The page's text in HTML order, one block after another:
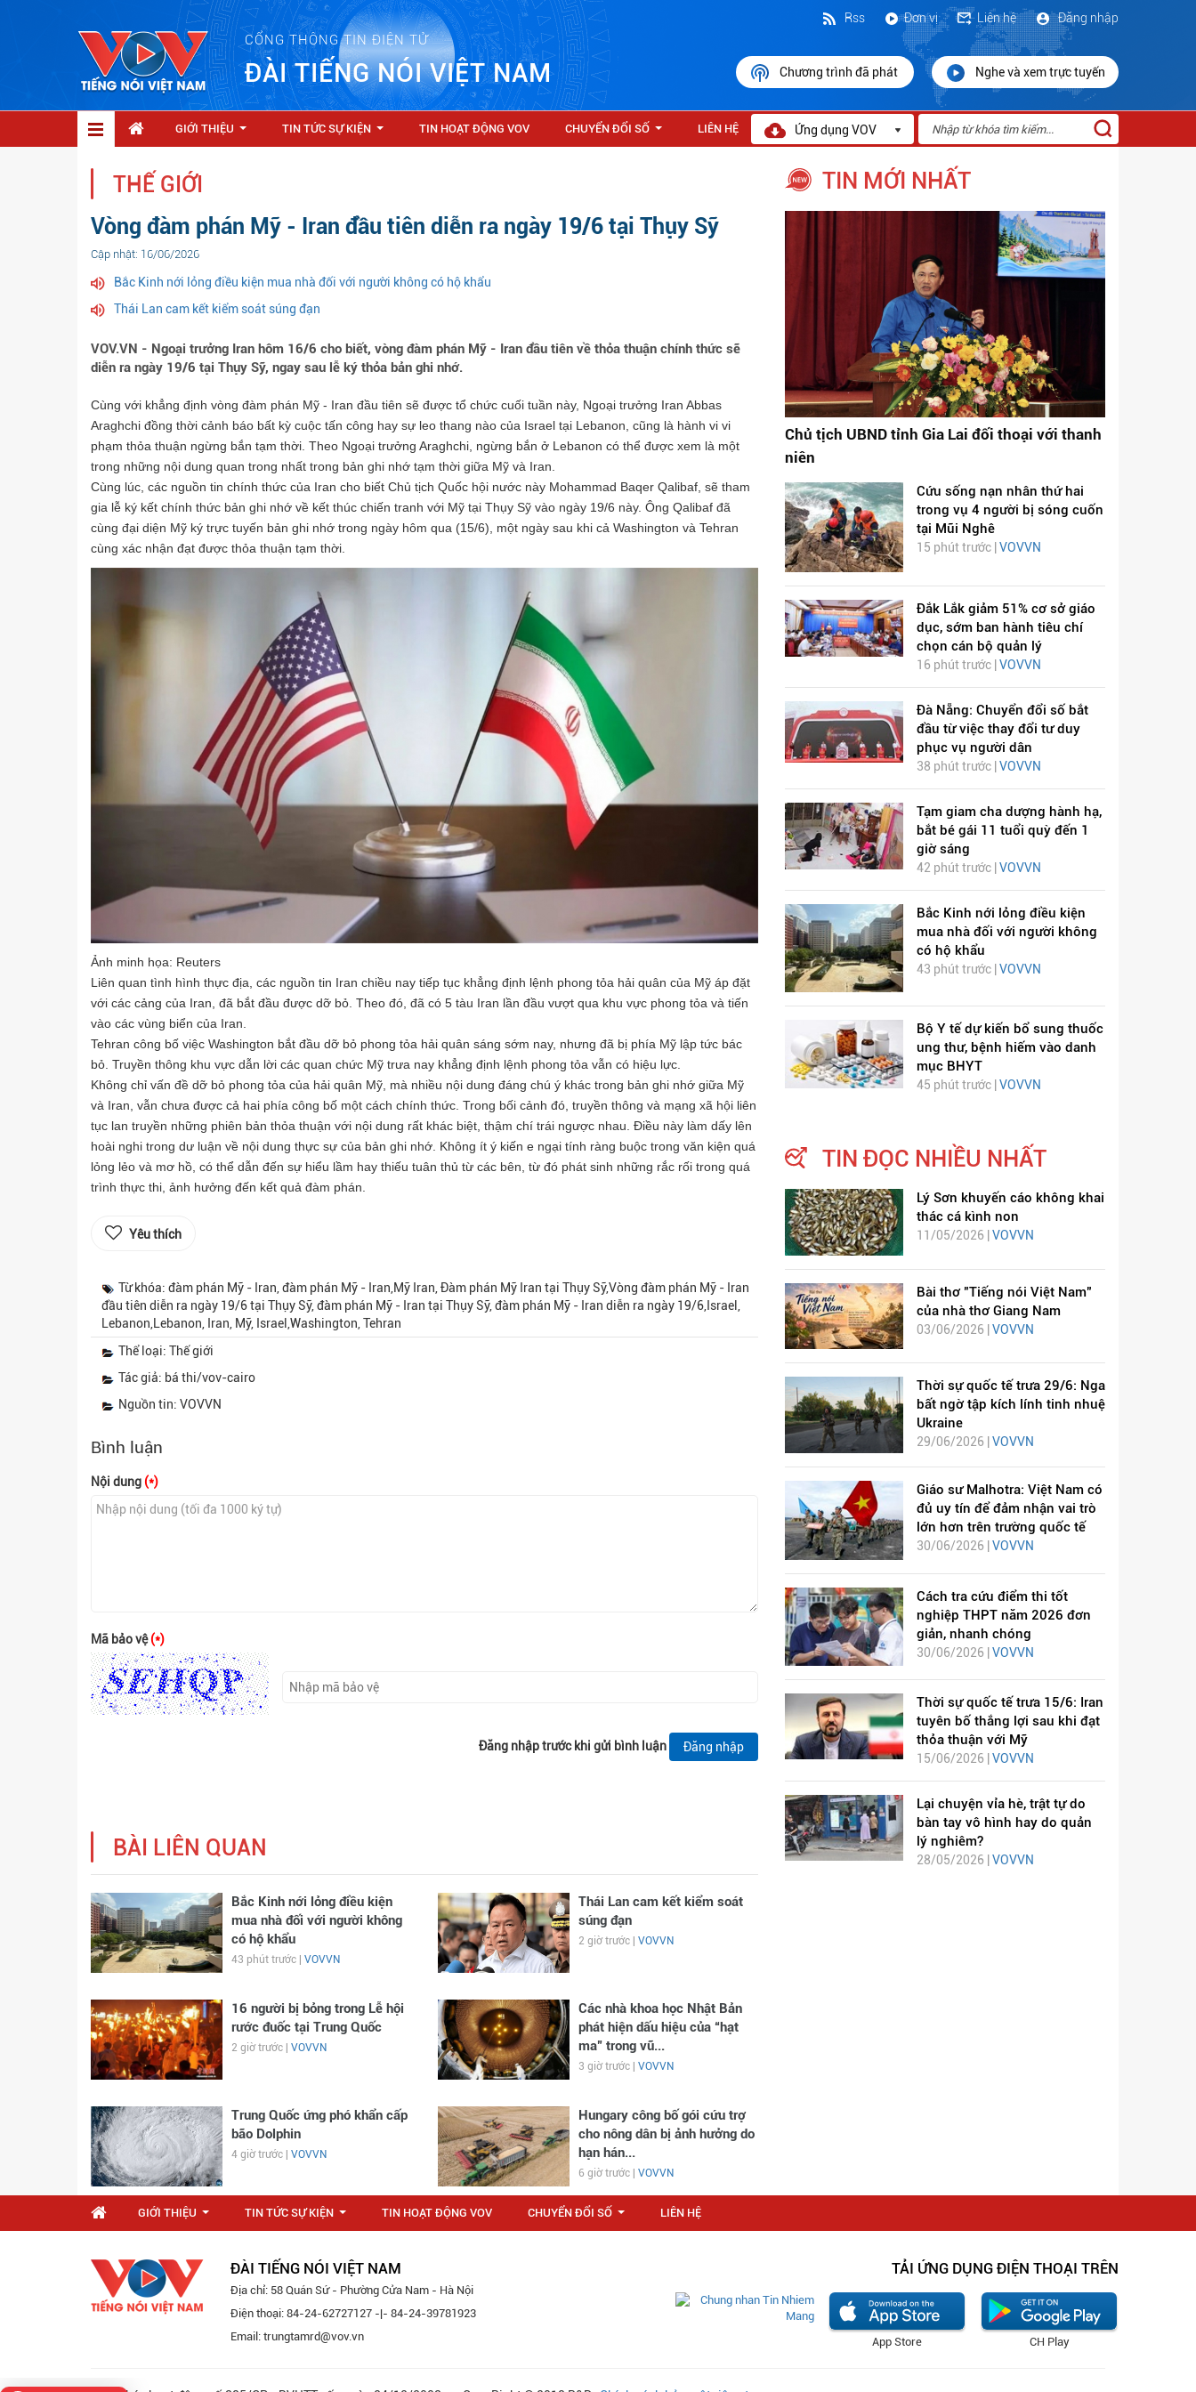
CỔNG THÔNG TIN ĐIỆN TỬ
ĐÀI TIẾNG NÓI VIỆT NAM
Đăng nhập
Liên hệ
Đơn vị
Rss
Chương trình đã phát Nghe và xem trực tuyến
GIỚI THIỆU TIN TỨC SỰ KIỆN TIN HOẠT ĐỘNG VOV CHUYỂN ĐỔI SỐ LIÊN HỆ Ứng dụng VOV
THẾ GIỚI
Vòng đàm phán Mỹ - Iran đầu tiên diễn ra ngày 19/6 tại Thụy Sỹ
Cập nhật: 16/06/2026
Bắc Kinh nới lỏng điều kiện mua nhà đối với người không có hộ khẩu
Thái Lan cam kết kiểm soát súng đạn
VOV.VN - Ngoại trưởng Iran hôm 16/6 cho biết, vòng đàm phán Mỹ - Iran đầu tiên về thỏa thuận chính thức sẽ
diễn ra ngày 19/6 tại Thụy Sỹ, ngay sau lễ ký thỏa bản ghi nhớ.
Cùng với khẳng định vòng đàm phán Mỹ - Iran đầu tiên sẽ được tổ chức cuối tuần này, Ngoại trưởng Iran Abbas
Araghchi đồng thời cảnh báo bất kỳ cuộc tấn công hay sự leo thang nào của Israel tại Lebanon, cũng là hành vi vi
phạm thỏa thuận ngừng bắn tạm thời. Theo Ngoại trưởng Araghchi, ngừng bắn ở Lebanon có thể được xem là một
trong những nội dung quan trong nhất trong bản ghi nhớ tạm thời giữa Mỹ và Iran.
Cùng lúc, các nguồn tin chính thức của Iran cho biết Chủ tịch Quốc hội nước này Mohammad Baqer Qalibaf, sẽ tham
gia lễ ký kết chính thức bản ghi nhớ về kết thúc chiến tranh với Mỹ tại Thụy Sỹ vào ngày 19/6 này. Ông Qalibaf đã
cùng đại diện Mỹ ký trực tuyến bản ghi nhớ trong ngày hôm qua (15/6), một ngày sau khi cả Washington và Tehran
cùng xác nhận đạt được thỏa thuận tạm thời.
Ảnh minh họa: Reuters
Liên quan tình hình thực địa, các nguồn tin Iran chiều nay tiếp tục khẳng định lệnh phong tỏa hải quân của Mỹ áp đặt
với các cảng của Iran, đã bắt đầu được dỡ bỏ. Theo đó, đã có 5 tàu Iran lần đầu vượt qua khu vực phong tỏa và tiến
vào các vùng biển của Iran.
Tehran công bố việc Washington bắt đầu dỡ bỏ phong tỏa hải quân sáng sớm nay, nhưng đã bị phía Mỹ lập tức bác
bỏ. Truyền thông khu vực dẫn lời các quan chức Mỹ trưa nay khẳng định lệnh phong tỏa vẫn có hiệu lực.
Không chỉ vấn đề dỡ bỏ phong tỏa của hải quân Mỹ, mà nhiều nội dung đáng chú ý khác trong bản ghi nhớ giữa Mỹ
và Iran, vẫn chưa được cả hai phía công bố một cách chính thức. Trong bối cảnh đó, truyền thông và mạng xã hội liên
tục lan truyền những phiên bản thỏa thuận với nội dung rất khác biệt, thậm chí trái ngược nhau. Điều này làm dấy lên
hoài nghi trong dư luận về nội dung thực sự của bản ghi nhớ. Không ít ý kiến e ngại tính ràng buộc trong văn kiện quá
lỏng lẻo và mơ hồ, có thể dẫn đến sự hiểu lầm hay thiếu tuân thủ từ các bên, từ đó phát sinh những rắc rối trong quá
trình thực thi, ảnh hưởng đến kết quả đàm phán.
Yêu thích
Từ khóa: đàm phán Mỹ - Iran, đàm phán Mỹ - Iran,Mỹ Iran, Đàm phán Mỹ Iran tại Thụy Sỹ,Vòng đàm phán Mỹ - Iran
đầu tiên diễn ra ngày 19/6 tại Thụy Sỹ, đàm phán Mỹ - Iran tại Thụy Sỹ, đàm phán Mỹ - Iran diễn ra ngày 19/6,Israel,
Lebanon,Lebanon, Iran, Mỹ, Israel,Washington, Tehran
Thể loại: Thế giới
Tác giả: bá thi/vov-cairo
Nguồn tin: VOVVN
Bình luận
Nội dung (*)
Mã bảo vệ(*)
Đăng nhập trước khi gửi bình luận Đăng nhập
BÀI LIÊN QUAN
Bắc Kinh nới lỏng điều kiện
mua nhà đối với người không
có hộ khẩu
43 phút trước | VOVVN
Thái Lan cam kết kiểm soát
súng đạn
2 giờ trước | VOVVN
16 người bị bỏng trong Lễ hội
rước đuốc tại Trung Quốc
2 giờ trước | VOVVN
Các nhà khoa học Nhật Bản
phát hiện dấu hiệu của “hạt
ma” trong vũ...
3 giờ trước | VOVVN
Trung Quốc ứng phó khẩn cấp
bão Dolphin
4 giờ trước | VOVVN
Hungary công bố gói cứu trợ
cho nông dân bị ảnh hưởng do
hạn hán...
6 giờ trước | VOVVN
TIN MỚI NHẤT
Chủ tịch UBND tỉnh Gia Lai đối thoại với thanh
niên
Cứu sống nạn nhân thứ hai
trong vụ 4 người bị sóng cuốn
tại Mũi Nghê
15 phút trước | VOVVN
Đắk Lắk giảm 51% cơ sở giáo
dục, sớm ban hành tiêu chí
chọn cán bộ quản lý
16 phút trước | VOVVN
Đà Nẵng: Chuyển đổi số bắt
đầu từ việc thay đổi tư duy
phục vụ người dân
38 phút trước | VOVVN
Tạm giam cha dượng hành hạ,
bắt bé gái 11 tuổi quỳ đến 1
giờ sáng
42 phút trước | VOVVN
Bắc Kinh nới lỏng điều kiện
mua nhà đối với người không
có hộ khẩu
43 phút trước | VOVVN
Bộ Y tế dự kiến bổ sung thuốc
ung thư, bệnh hiếm vào danh
mục BHYT
45 phút trước | VOVVN
TIN ĐỌC NHIỀU NHẤT
Lý Sơn khuyến cáo không khai
thác cá kình non
11/05/2026 | VOVVN
Bài thơ "Tiếng nói Việt Nam"
của nhà thơ Giang Nam
03/06/2026 |VOVVN
Thời sự quốc tế trưa 29/6: Nga
bất ngờ tập kích lính tinh nhuệ
Ukraine
29/06/2026 | VOVVN
Giáo sư Malhotra: Việt Nam có
đủ uy tín để đảm nhận vai trò
lớn hơn trên trường quốc tế
30/06/2026 | VOVVN
Cách tra cứu điểm thi tốt
nghiệp THPT năm 2026 đơn
giản, nhanh chóng
30/06/2026 |VOVVN
Thời sự quốc tế trưa 15/6: Iran
tuyên bố thắng lợi sau khi đạt
thỏa thuận với Mỹ
15/06/2026 | VOVVN
Lại chuyện vỉa hè, trật tự do
bàn tay vô hình hay do quản
lý nghiêm?
28/05/2026 | VOVVN
GIỚI THIỆU TIN TỨC SỰ KIỆN TIN HOẠT ĐỘNG VOV CHUYỂN ĐỔI SỐ LIÊN HỆ
ĐÀI TIẾNG NÓI VIỆT NAM
Địa chỉ: 58 Quán Sứ - Phường Cửa Nam - Hà Nội
Điện thoại: 84-24-62727127 -|- 84-24-39781923
Email: trungtamrd@vov.vn
TẢI ỨNG DỤNG ĐIỆN THOẠI TRÊN
CH Play
App Store